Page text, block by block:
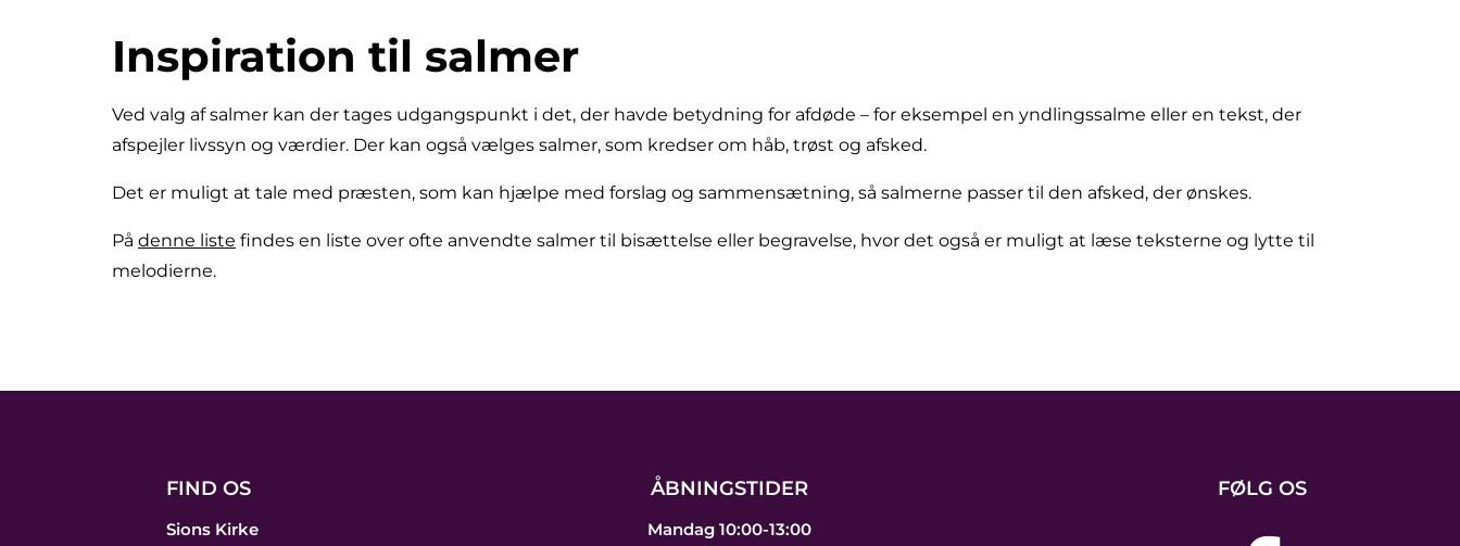
Inspiration til salmer
Ved valg af salmer kan der tages udgangspunkt i det, der havde betydning for afdøde – for eksempel en yndlingssalme eller en tekst, der
afspejler livssyn og værdier. Der kan også vælges salmer, som kredser om håb, trøst og afsked.
Det er muligt at tale med præsten, som kan hjælpe med forslag og sammensætning, så salmerne passer til den afsked, der ønskes.
På denne liste findes en liste over ofte anvendte salmer til bisættelse eller begravelse, hvor det også er muligt at læse teksterne og lytte til
melodierne.
FIND OS
Sions Kirke
ÅBNINGSTIDER
Mandag 10:00-13:00
FØLG OS